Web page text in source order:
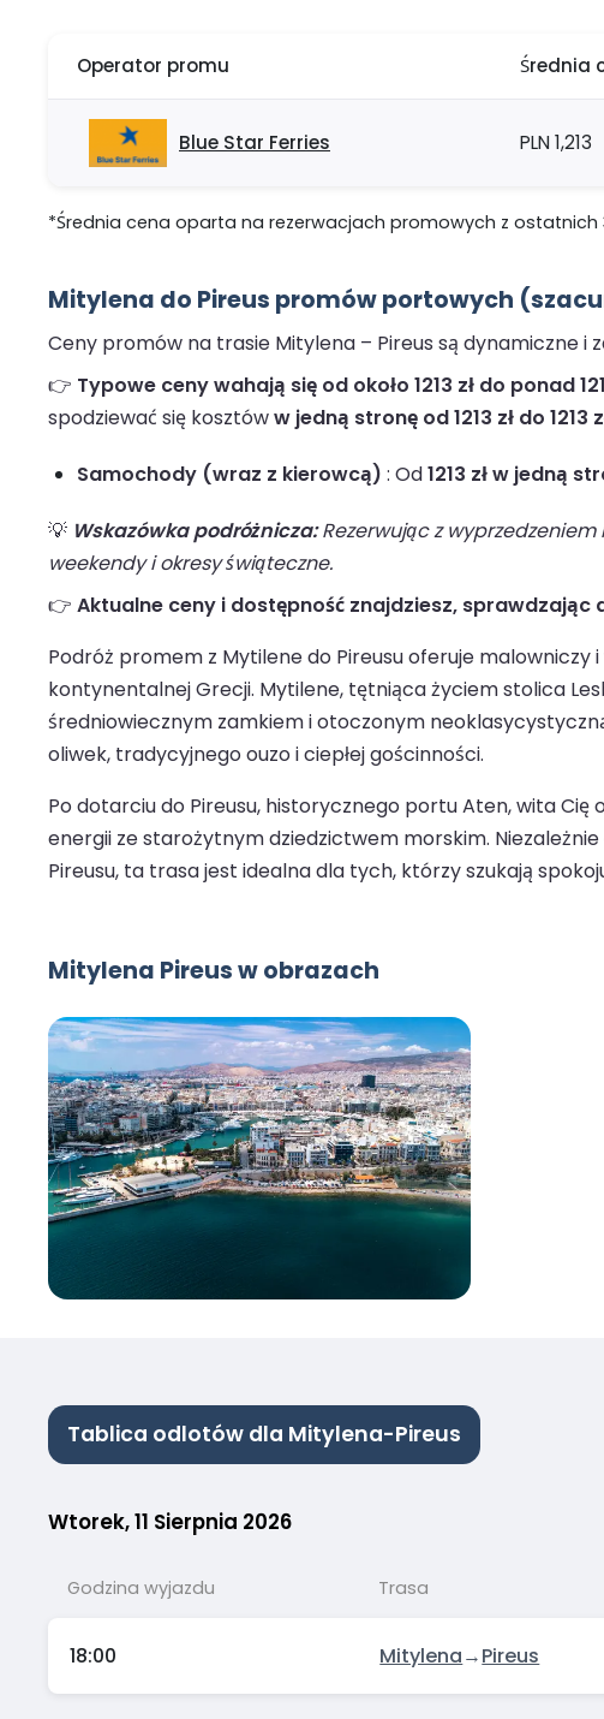
Operator promu Średnia
Blue Star Ferries PLN 1,213
*Średnia cena oparta na rezerwacjach promowych z ostatnich
Mitylena do Pireus promów portowych
Ceny promów na trasie Mitylena – Pireus są dynamiczne
👉 Typowe ceny wahają się od około 1213 zł do ponad
spodziewać się kosztóww jedną stronę od 1213 zł do 1213
Samochody (wraz z kierowcą) : Od1213 zł w jedną
💡 Wskazówka podróżnicza:Rezerwując z wyprzedzeniem
weekendy i okresy świąteczne.
👉 Aktualne ceny i dostępność znajdziesz,
Podróż promem z Mytilene do Pireusu oferuje malowniczy
kontynentalnej Grecji. Mytilene, tętniąca życiem stolica
średniowiecznym zamkiem i otoczonym
oliwek, tradycyjnego ouzo i ciepłej gościnności.
Po dotarciu do Pireusu, historycznego portu Aten, wita
energii ze starożytnym dziedzictwem morskim.
Pireusu, ta trasa jest idealna dla tych, którzy szukają
Mitylena Pireus w obrazach
Tablica odlotów dla Mitylena-Pireus
Wtorek, 11 Sierpnia 2026
Godzina wyjazdu Trasa
18:00 Mitylena→Pireus